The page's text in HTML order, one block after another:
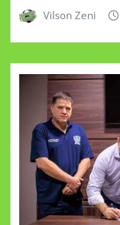
Vilson Zeni